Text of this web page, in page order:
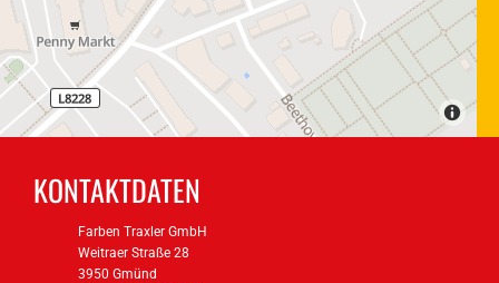
KONTAKTDATEN
Farben Traxler GmbH
Weitraer Straße 28
3950 Gmünd